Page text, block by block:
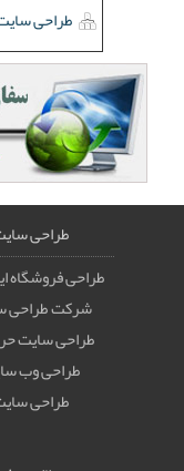
طراحی
طراحی
طراحی فروشگاه
شرکت طراحی
طراحی سایت
طراحی وب
طراحی